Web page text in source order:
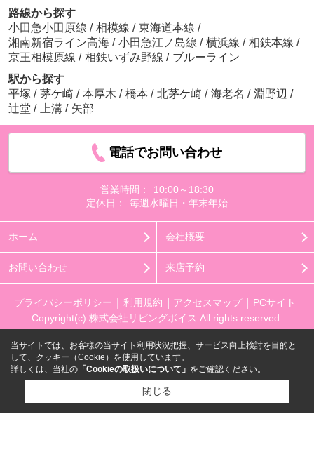
路線から探す
小田急小田原線 / 相模線 / 東海道本線 /
湘南新宿ライン高海 / 小田急江ノ島線 / 横浜線 / 相鉄本線 /
京王相模原線 / 相鉄いずみ野線 / ブルーライン
駅から探す
平塚 / 茅ケ崎 / 本厚木 / 橋本 / 北茅ケ崎 / 海老名 / 淵野辺 /
辻堂 / 上溝 / 矢部
電話でお問い合わせ
営業時間：
10:00～18:30
定休日：
毎週水曜日・年末年始
ホーム 会社概要
お問い合わせ 来店予約
プライバシーポリシー 利用規約 アクセスマップ
PCサイト
Copyright(c) 株式会社リビングボイス All rights reserved.
当サイトでは、お客様の当サイト利用状況把握、サービス向上検討を目的と
して、クッキー（Cookie）を使用しています。
詳しくは、当社の 「Cookieの取扱いについて」 をご確認ください。
閉じる